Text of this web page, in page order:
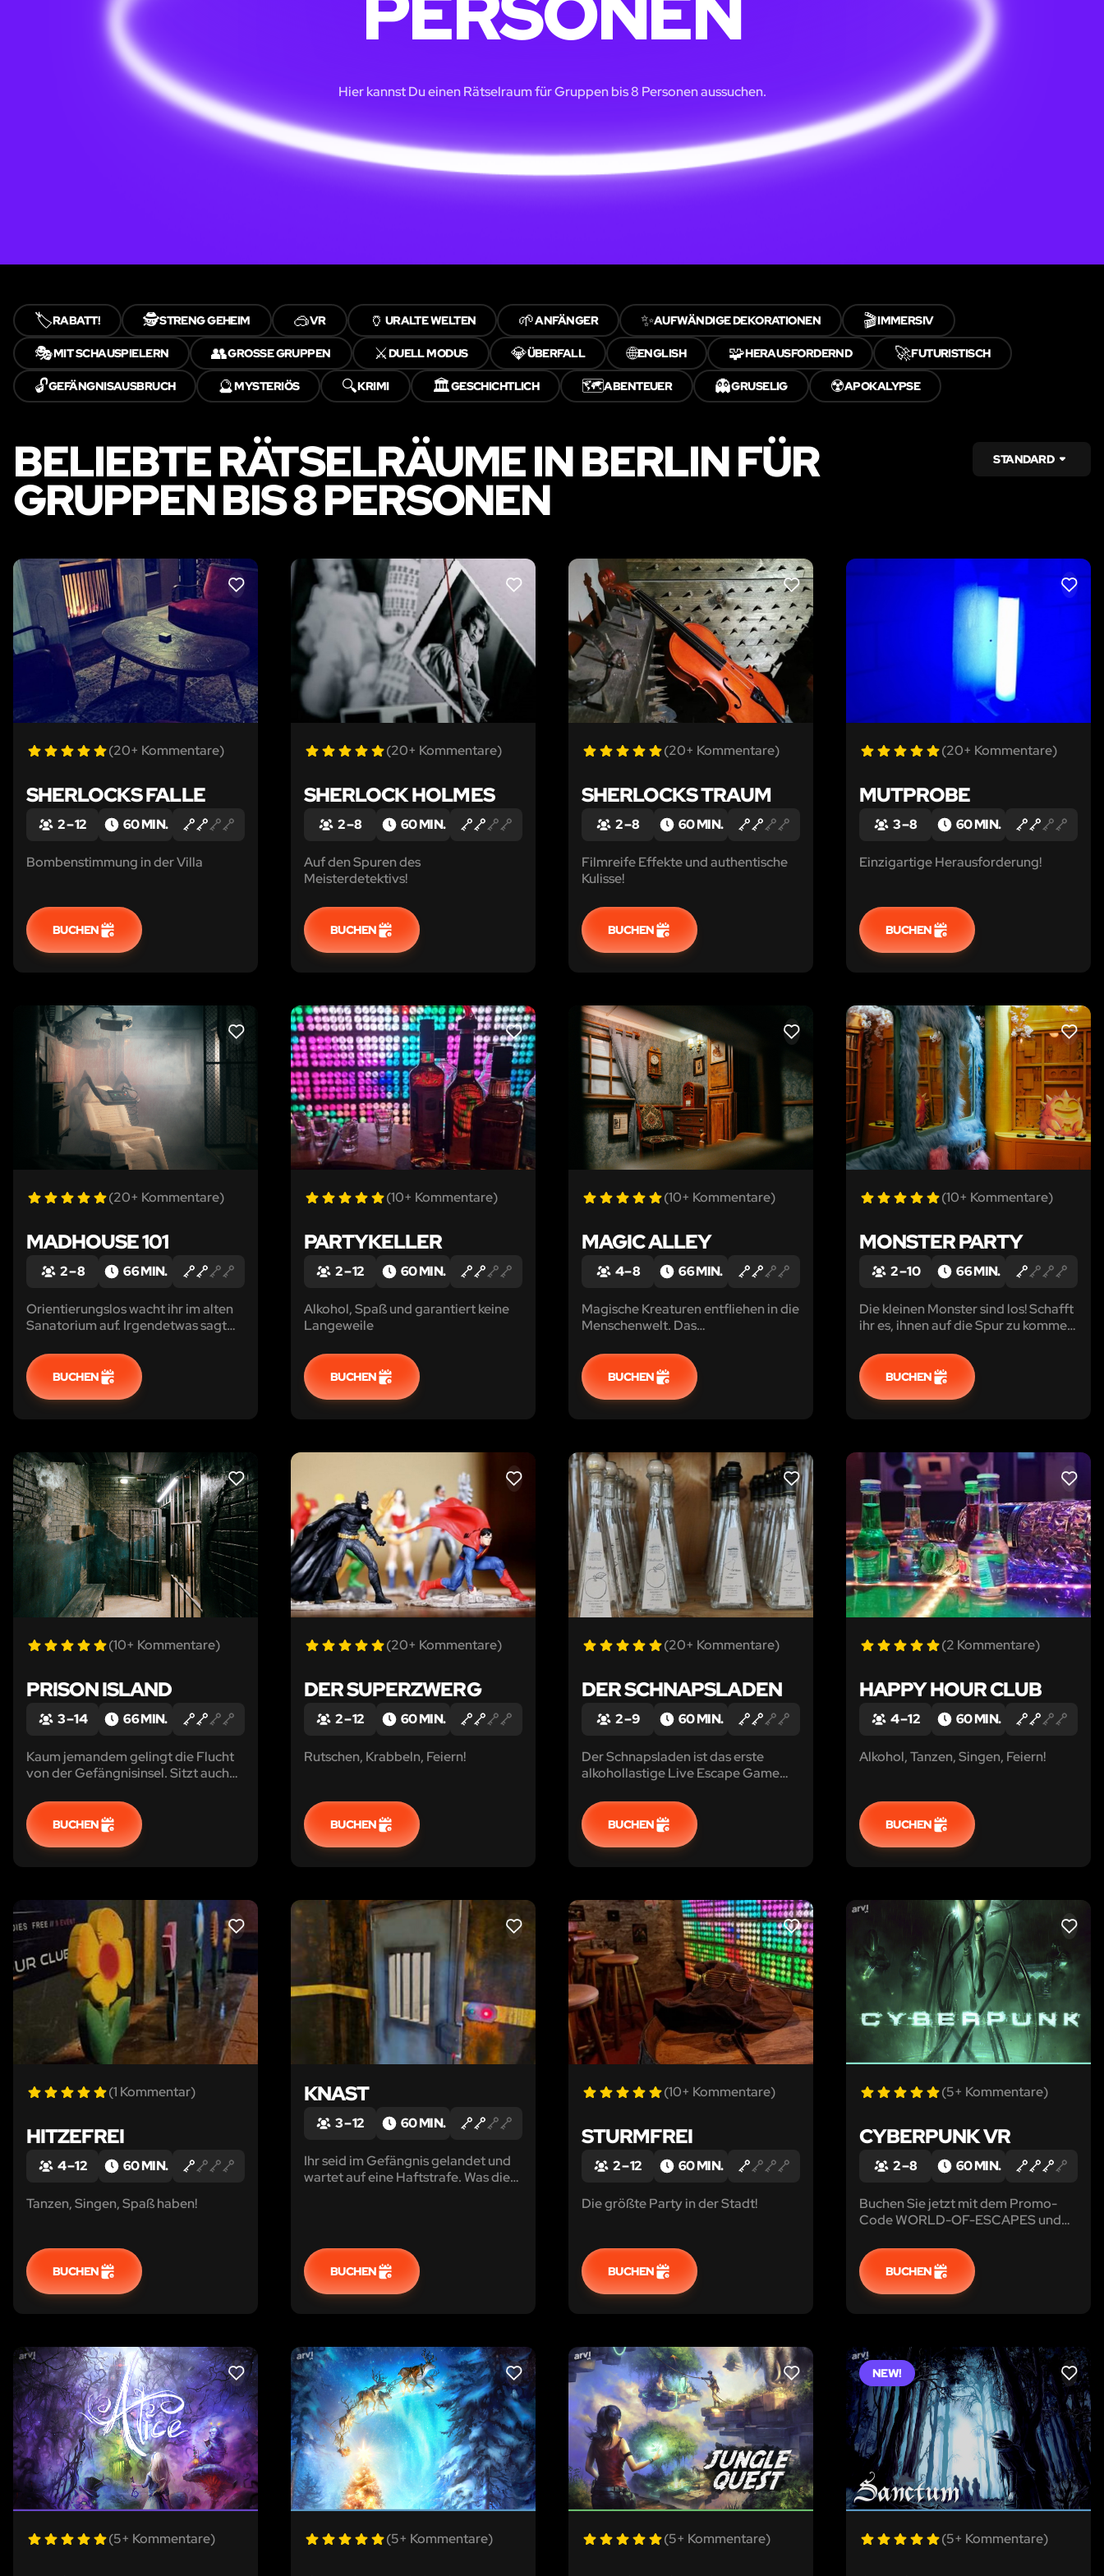
Hier kannst Du einen Rätselraum für Gruppen bis 8 Personen aussuchen.
🏷️RABATT! 🕵️STRENG GEHEIM 🥽VR 🏺 URALTE WELTEN 🌱ANFÄNGER ✨AUFWÄNDIGE DEKORATIONEN 🎬IMMERSIV
🎭MIT SCHAUSPIELERN 👥GROSSE GRUPPEN ⚔️DUELL MODUS 💎ÜBERFALL 🌐ENGLISH 🧩HERAUSFORDERND 🚀FUTURISTISCH
🔓GEFÄNGNISAUSBRUCH 🔮MYSTERIÖS 🔍KRIMI 🏛️GESCHICHTLICH 🗺️ABENTEUER 👻GRUSELIG ☢️APOKALYPSE
BELIEBTE RÄTSELRÄUME IN BERLIN FÜR
GRUPPEN BIS 8 PERSONEN
STANDARD
LIKE
(20+ Kommentare)
SHERLOCKS FALLE
2 – 12 60 MIN.
Bombenstimmung in der Villa
BUCHEN
LIKE
(20+ Kommentare)
SHERLOCK HOLMES
2 – 8 60 MIN.
Auf den Spuren des
Meisterdetektivs!
BUCHEN
LIKE
(20+ Kommentare)
SHERLOCKS TRAUM
2 – 8 60 MIN.
Filmreife Effekte und authentische
Kulisse!
BUCHEN
LIKE
(20+ Kommentare)
MUTPROBE
3 – 8 60 MIN.
Einzigartige Herausforderung!
BUCHEN
LIKE
(20+ Kommentare)
MADHOUSE 101
2 – 8 66 MIN.
Orientierungslos wacht ihr im alten
Sanatorium auf. Irgendetwas sagt
BUCHEN
LIKE
(10+ Kommentare)
PARTYKELLER
2 – 12 60 MIN.
Alkohol, Spaß und garantiert keine
Langeweile
BUCHEN
LIKE
(10+ Kommentare)
MAGIC ALLEY
4 – 8 66 MIN.
Magische Kreaturen entfliehen in die
Menschenwelt. Das
euch: Wer steckt hinter dem Chaos?
BUCHEN
LIKE
(10+ Kommentare)
MONSTER PARTY
2 – 10 66 MIN.
Die kleinen Monster sind los! Schafft
ihr es, ihnen auf die Spur zu kommen
bringen?
BUCHEN
LIKE
(10+ Kommentare)
PRISON ISLAND
3 – 14 66 MIN.
Kaum jemandem gelingt die Flucht
von der Gefängnisinsel. Sitzt auch
BUCHEN
LIKE
(20+ Kommentare)
DER SUPERZWERG
2 – 12 60 MIN.
Rutschen, Krabbeln, Feiern!
BUCHEN
LIKE
(20+ Kommentare)
DER SCHNAPSLADEN
2 – 9 60 MIN.
Der Schnapsladen ist das erste
alkohollastige Live Escape Game
nur explizit erlaubt, sondern sogar
wichtiger Bestandteil ist.
BUCHEN
LIKE
(2 Kommentare)
HAPPY HOUR CLUB
4 – 12 60 MIN.
Alkohol, Tanzen, Singen, Feiern!
BUCHEN
LIKE
(1 Kommentar)
HITZEFREI
4 – 12 60 MIN.
Tanzen, Singen, Spaß haben!
BUCHEN
LIKE
KNAST
3 – 12 60 MIN.
Ihr seid im Gefängnis gelandet und
wartet auf eine Haftstrafe. Was die
BUCHEN
LIKE
(10+ Kommentare)
STURMFREI
2 – 12 60 MIN.
Die größte Party in der Stadt!
BUCHEN
LIKE
(5+ Kommentare)
CYBERPUNK VR
2 – 8 60 MIN.
Buchen Sie jetzt mit dem Promo-
Code WORLD-OF-ESCAPES und
Irgendwann zu Beginn des 22.
Jahrhunderts: Aufgrund des
rasanten technologischen
Fortschritts, befindet sich die
BUCHEN
LIKE
(5+ Kommentare)
LIKE
(5+ Kommentare)
LIKE
(5+ Kommentare)
NEW! LIKE
(5+ Kommentare)